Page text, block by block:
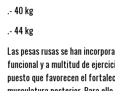
.- 40 kg
.- 44 kg
Las pesas rusas se han
funcional y a multitud de
puesto que favorecen el